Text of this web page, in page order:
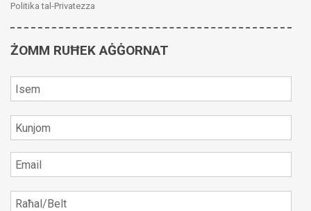
Politika tal-Privatezza
ŻOMM RUĦEK AĠĠORNAT